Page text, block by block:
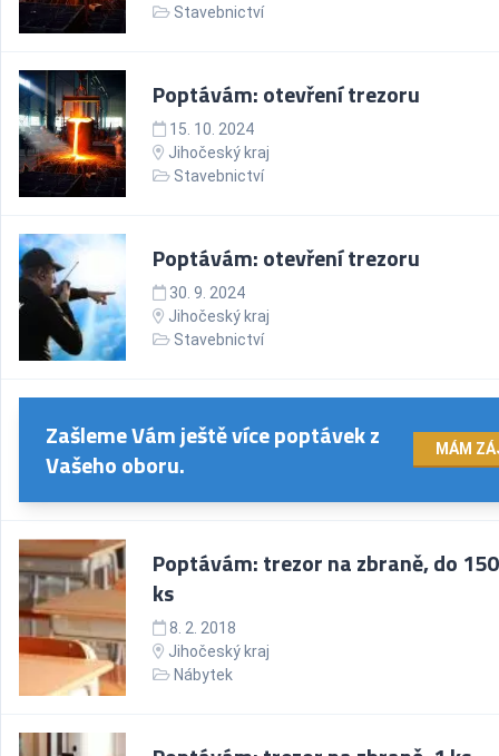
Stavebnictví
Poptávám: otevření trezoru
15. 10. 2024
Jihočeský kraj
Stavebnictví
Poptávám: otevření trezoru
30. 9. 2024
Jihočeský kraj
Stavebnictví
Zašleme Vám ještě více poptávek z
Vašeho oboru.
MÁM
Poptávám: trezor na zbraně, do
ks
8. 2. 2018
Jihočeský kraj
Nábytek